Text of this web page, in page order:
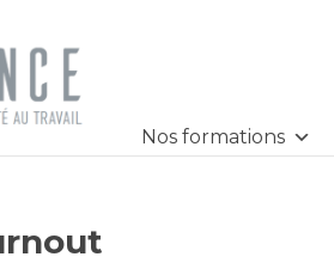
Nos formations